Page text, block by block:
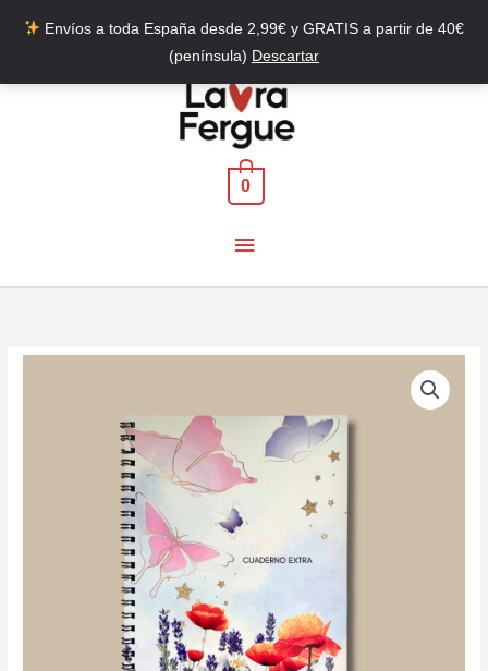
Envíos a toda España desde 2,99€ y GRATIS a partir de 40€
(península) Descartar
Menú
principal
0